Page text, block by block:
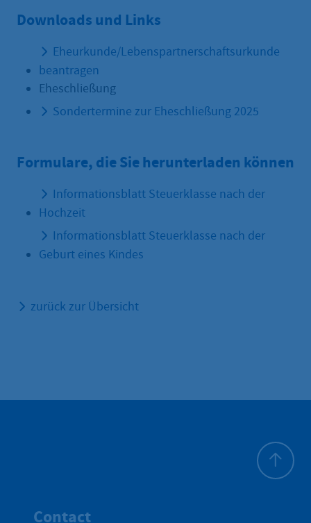
Downloads und Links
Eheurkunde/Lebenspartnerschaftsurkunde
beantragen
Eheschließung
Sondertermine zur Eheschließung 2025
Formulare, die Sie herunterladen können
Informationsblatt Steuerklasse nach der
Hochzeit
Informationsblatt Steuerklasse nach der
Geburt eines Kindes
zurück zur Übersicht
Contact